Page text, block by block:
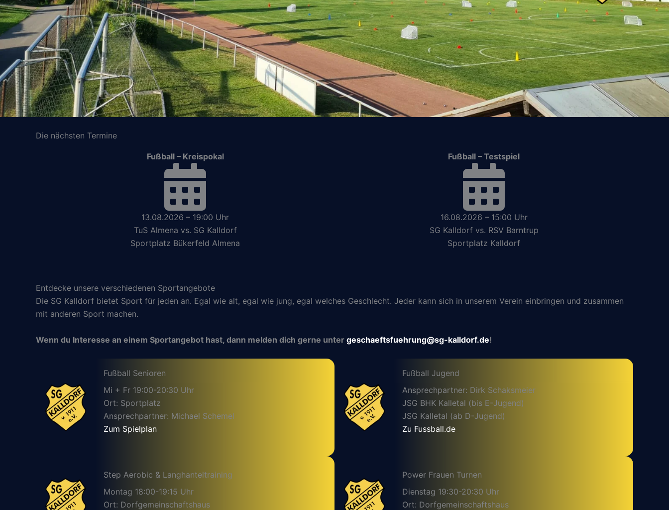
Die nächsten Termine
Fußball – Kreispokal
13.08.2026 – 19:00 Uhr
TuS Almena vs. SG Kalldorf
Sportplatz Bükerfeld Almena
Fußball – Testspiel
16.08.2026 – 15:00 Uhr
SG Kalldorf vs. RSV Barntrup
Sportplatz Kalldorf
Entdecke unsere verschiedenen Sportangebote
Die SG Kalldorf bietet Sport für jeden an. Egal wie alt, egal wie jung, egal welches Geschlecht. Jeder kann sich in unserem Verein einbringen und zusammen
mit anderen Sport machen.
Wenn du Interesse an einem Sportangebot hast, dann melden dich gerne unter geschaeftsfuehrung@sg-kalldorf.de!
Fußball Senioren
Mi + Fr 19:00-20:30 Uhr
Ort: Sportplatz
Ansprechpartner: Michael Schemel
Zum Spielplan
Fußball Jugend
Ansprechpartner: Dirk Schaksmeier
JSG BHK Kalletal (bis E-Jugend)
JSG Kalletal (ab D-Jugend)
Zu Fussball.de
Step Aerobic & Langhanteltraining
Montag 18:00-19:15 Uhr
Ort: Dorfgemeinschaftshaus
Power Frauen Turnen
Dienstag 19:30-20:30 Uhr
Ort: Dorfgemeinschaftshaus